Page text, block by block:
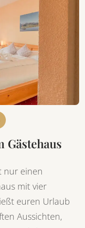
Gästehaus
nur einen
mit vier
euren Urlaub
Aussichten,